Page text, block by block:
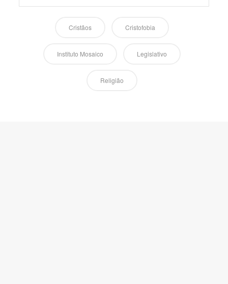
Cristãos Cristofobia
Instituto Mosaico Legislativo
Religião